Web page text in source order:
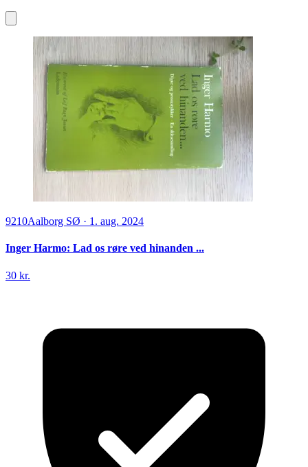
9210Aalborg SØ · 1. aug. 2024
Inger Harmo: Lad os røre ved hinanden ...
30 kr.